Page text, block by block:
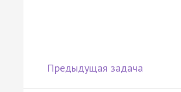
Предыдущая задача